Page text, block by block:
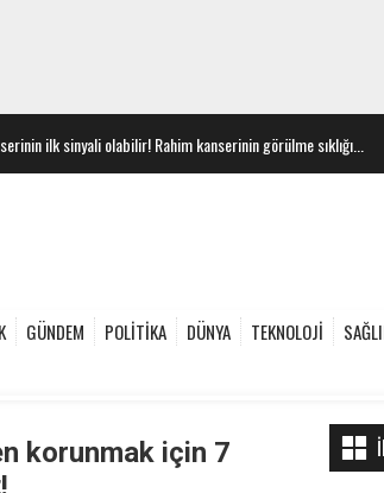
ilk sinyali olabilir! Rahim kanserinin görülme sıklığı...
GÜNDEM POLİTİKA DÜNYA TEKNOLOJİ
korunmak için 7